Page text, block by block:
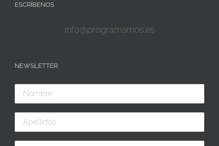
ESCRÍBENOS
info@programamos.es
NEWSLETTER